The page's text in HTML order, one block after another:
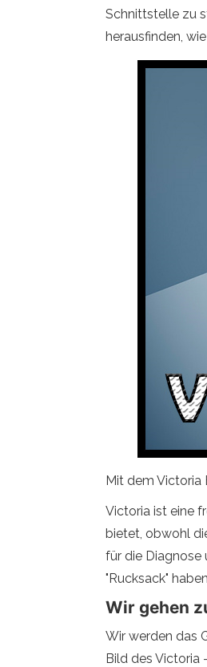
Schnittstelle zu
herausfinden,
Mit dem Victoria
Victoria ist eine
bietet, obwohl
für die Diagnose
"Rucksack"
Wir gehen
Wir werden das
Bild des Victoria